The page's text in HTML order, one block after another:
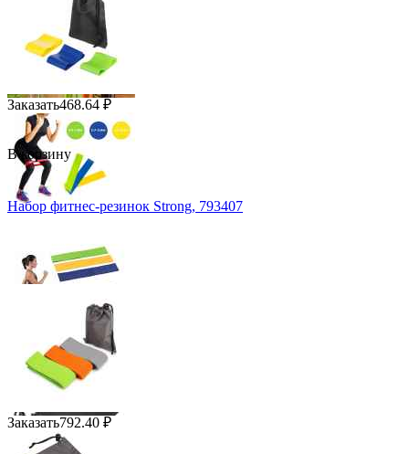
Заказать468.64 ₽
В корзину
Набор фитнес-резинок Strong, 793407
Заказать792.40 ₽